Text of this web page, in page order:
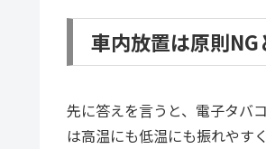
車内放置は原則NG
先に答えを言うと、電子タバ
は高温にも低温にも振れやす